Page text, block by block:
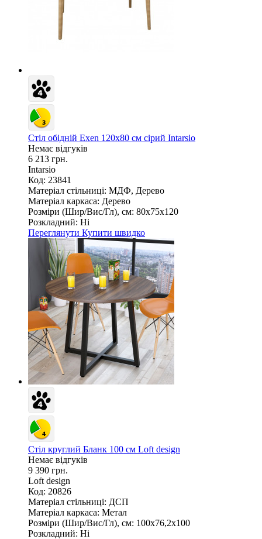
Стіл обідній Exen 120х80 см сірий Intarsio
Немає відгуків
6 213 грн.
Intarsio
Код: 23841
Матеріал стільниці: МДФ, Дерево
Матеріал каркаса: Дерево
Розміри (Шир/Вис/Гл), см: 80х75х120
Розкладний: Ні
Переглянути Купити швидко
Стіл круглий Бланк 100 см Loft design
Немає відгуків
9 390 грн.
Loft design
Код: 20826
Матеріал стільниці: ДСП
Матеріал каркаса: Метал
Розміри (Шир/Вис/Гл), см: 100х76,2х100
Розкладний: Ні